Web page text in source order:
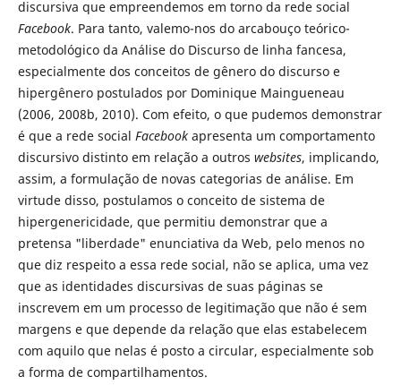
discursiva que empreendemos em torno da rede social
Facebook. Para tanto, valemo-nos do arcabouço teórico-
metodológico da Análise do Discurso de linha fancesa,
especialmente dos conceitos de gênero do discurso e
hipergênero postulados por Dominique Maingueneau
(2006, 2008b, 2010). Com efeito, o que pudemos demonstrar
é que a rede social Facebookapresenta um comportamento
discursivo distinto em relação a outros websites, implicando,
assim, a formulação de novas categorias de análise. Em
virtude disso, postulamos o conceito de sistema de
hipergenericidade, que permitiu demonstrar que a
pretensa "liberdade" enunciativa da Web, pelo menos no
que diz respeito a essa rede social, não se aplica, uma vez
que as identidades discursivas de suas páginas se
inscrevem em um processo de legitimação que não é sem
margens e que depende da relação que elas estabelecem
com aquilo que nelas é posto a circular, especialmente sob
a forma de compartilhamentos.